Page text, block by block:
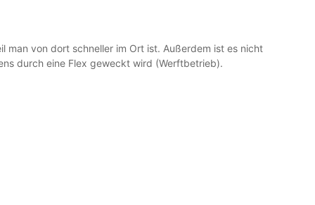
man von dort schneller im Ort ist. Außerdem ist es nicht
durch eine Flex geweckt wird (Werftbetrieb).